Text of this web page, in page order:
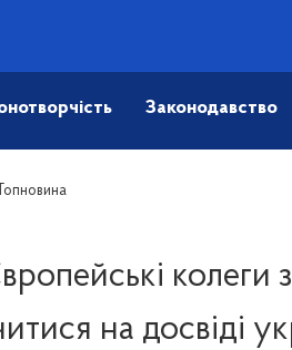
Законодавство
Топновина
колеги
на досвіді